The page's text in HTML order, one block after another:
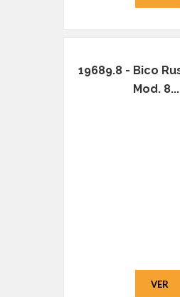
19689.8 - Bico
Mod. 8...
VER